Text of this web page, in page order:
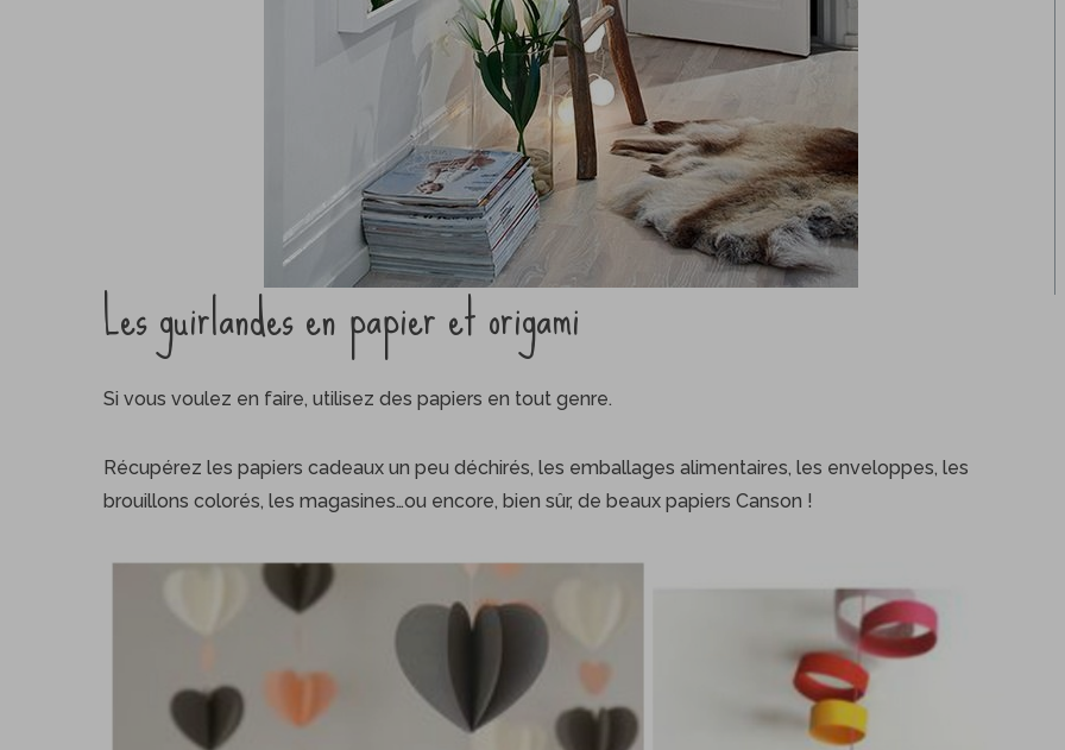
Les guirlandes en papier et origami
Si vous voulez en faire, utilisez des papiers en tout genre.
Récupérez les papiers cadeaux un peu déchirés, les emballages alimentaires, les enveloppes, les
brouillons colorés, les magasines…ou encore, bien sûr, de beaux papiers Canson !